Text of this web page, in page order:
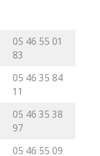
05 46 55 01
83
05 46 35 84
11
05 46 35 38
97
05 46 55 09